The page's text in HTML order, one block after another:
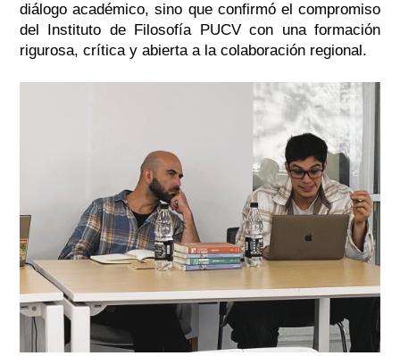
diálogo académico, sino que confirmó el compromiso
del Instituto de Filosofía PUCV con una formación
rigurosa, crítica y abierta a la colaboración regional.